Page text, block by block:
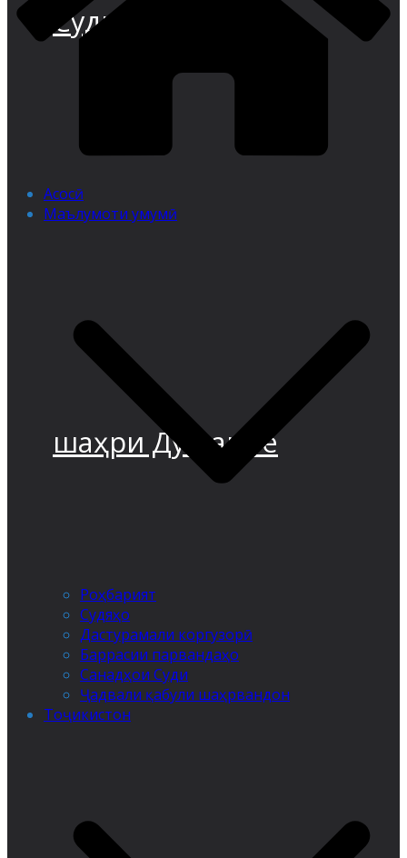
Суди иқтисодии
шаҳри Душанбе
Асосӣ
Маълумоти умумӣ
Роҳбарият
Судяҳо
Дастурамали коргузорӣ
Баррасии парвандаҳо
Санадҳои Суди
Ҷадвали қабули шаҳрвандон
Тоҷикистон